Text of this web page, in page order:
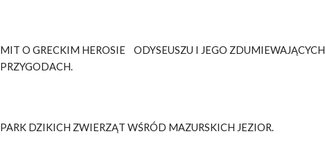
MIT O GRECKIM HEROSIE ODYSEUSZU I JEGO ZDUMIEWAJĄCYCH
PRZYGODACH.
PARK DZIKICH ZWIERZĄT WŚRÓD MAZURSKICH JEZIOR.